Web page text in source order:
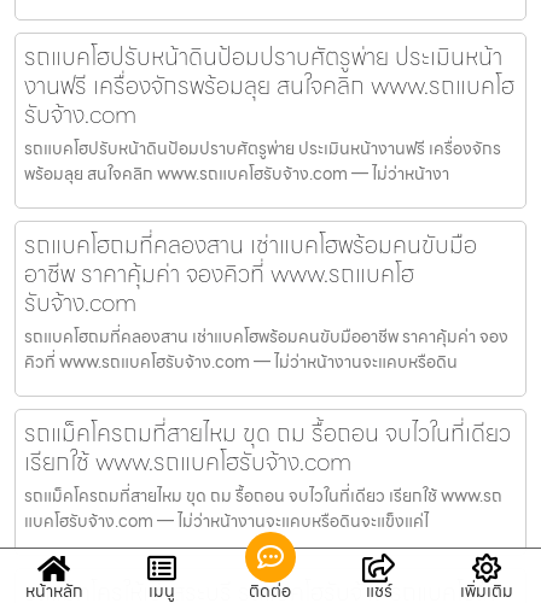
รถแบคโฮปรับหน้าดินป้อมปราบศัตรูพ่าย ประเมินหน้า
งานฟรี เครื่องจักรพร้อมลุย สนใจคลิก www.รถแบคโฮ
รับจ้าง.com
รถแบคโฮปรับหน้าดินป้อมปราบศัตรูพ่าย ประเมินหน้างานฟรี เครื่องจักร
พร้อมลุย สนใจคลิก www.รถแบคโฮรับจ้าง.com — ไม่ว่าหน้างา
รถแบคโฮถมที่คลองสาน เช่าแบคโฮพร้อมคนขับมือ
อาชีพ ราคาคุ้มค่า จองคิวที่ www.รถแบคโฮ
รับจ้าง.com
รถแบคโฮถมที่คลองสาน เช่าแบคโฮพร้อมคนขับมืออาชีพ ราคาคุ้มค่า จอง
คิวที่ www.รถแบคโฮรับจ้าง.com — ไม่ว่าหน้างานจะแคบหรือดิน
รถแม็คโครถมที่สายไหม ขุด ถม รื้อถอน จบไวในที่เดียว
เรียกใช้ www.รถแบคโฮรับจ้าง.com
รถแม็คโครถมที่สายไหม ขุด ถม รื้อถอน จบไวในที่เดียว เรียกใช้ www.รถ
แบคโฮรับจ้าง.com — ไม่ว่าหน้างานจะแคบหรือดินจะแข็งแค่ไ
รถแม็คโครให้เช่าสระบุรี รถแบคโฮรับจ้าง รถแบคโฮให้
หน้าหลัก เมนู ติดต่อ แชร์ เพิ่มเติม